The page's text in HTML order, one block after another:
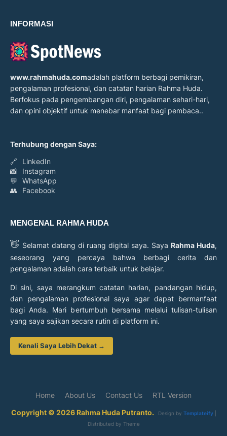
INFORMASI
www.rahmahuda.comadalah platform berbagi pemikiran,
pengalaman profesional, dan catatan harian Rahma Huda.
Berfokus pada pengembangan diri, pengalaman sehari-hari,
dan opini objektif untuk menebar manfaat bagi pembaca..
Terhubung dengan Saya:
🔗
LinkedIn
📸
Instagram
💬
WhatsApp
👥
Facebook
MENGENAL RAHMA HUDA
👋 Selamat datang di ruang digital saya. Saya Rahma Huda,
seseorang yang percaya bahwa berbagi cerita dan
pengalaman adalah cara terbaik untuk belajar.
Di sini, saya merangkum catatan harian, pandangan hidup,
dan pengalaman profesional saya agar dapat bermanfaat
bagi Anda. Mari bertumbuh bersama melalui tulisan-tulisan
yang saya sajikan secara rutin di platform ini.
Kenali Saya Lebih Dekat →
Copyright © 2026 Rahma Huda Putranto. Design by Templateify|
Distributed by Theme
Home About Us Contact Us RTL Version